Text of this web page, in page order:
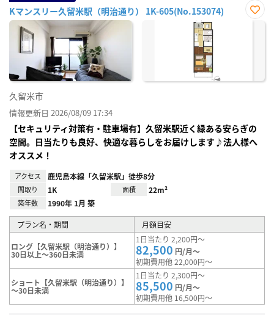
Kマンスリー久留米駅（明治通り） 1K-605(No.153074)
お気
久留米市
情報更新日 2026/08/09 17:34
【セキュリティ対策有・駐車場有】久留米駅近く緑ある安らぎの
空間。日当たりも良好、快適な暮らしをお届けします♪法人様へ
オススメ！
アクセス 鹿児島本線「久留米駅」徒歩8分
間取り 1K 面積 22m²
築年数 1990年 1月 築
プラン名・期間 月額目安
ロング【久留米駅（明治通り）】
30日以上～360日未満
1日当たり 2,200円～
82,500 円/月～
初期費用他 22,000円～
ショート【久留米駅（明治通り）】
～30日未満
1日当たり 2,300円～
85,500 円/月～
初期費用他 16,500円～